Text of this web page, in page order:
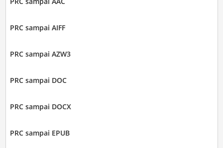
PRC sampai AIFF
PRC sampai AZW3
PRC sampai DOC
PRC sampai DOCX
PRC sampai EPUB